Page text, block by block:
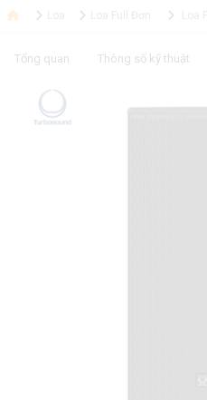
Tổng quan Thông số kỹ thuật